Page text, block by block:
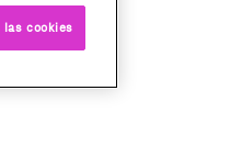
cookies